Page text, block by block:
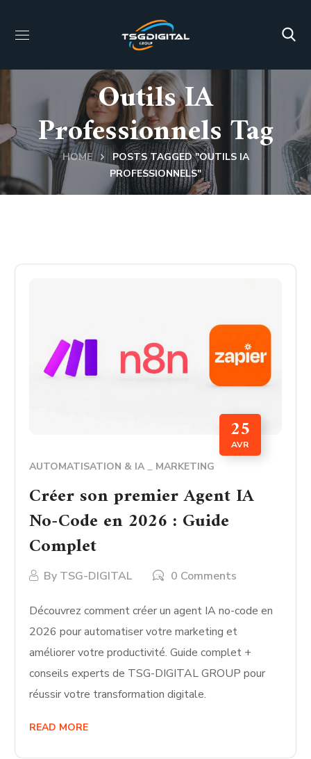
Outils IA
Professionnels Tag
HOME
POSTS TAGGED "OUTILS IA
PROFESSIONNELS"
25
AVR
AUTOMATISATION & IA MARKETING
Créer son premier Agent IA
No-Code en 2026 : Guide
Complet
By TSG-DIGITAL 0 Comments
Découvrez comment créer un agent IA no-code en
2026 pour automatiser votre marketing et
améliorer votre productivité. Guide complet +
conseils experts de TSG-DIGITAL GROUP pour
réussir votre transformation digitale.
READ MORE